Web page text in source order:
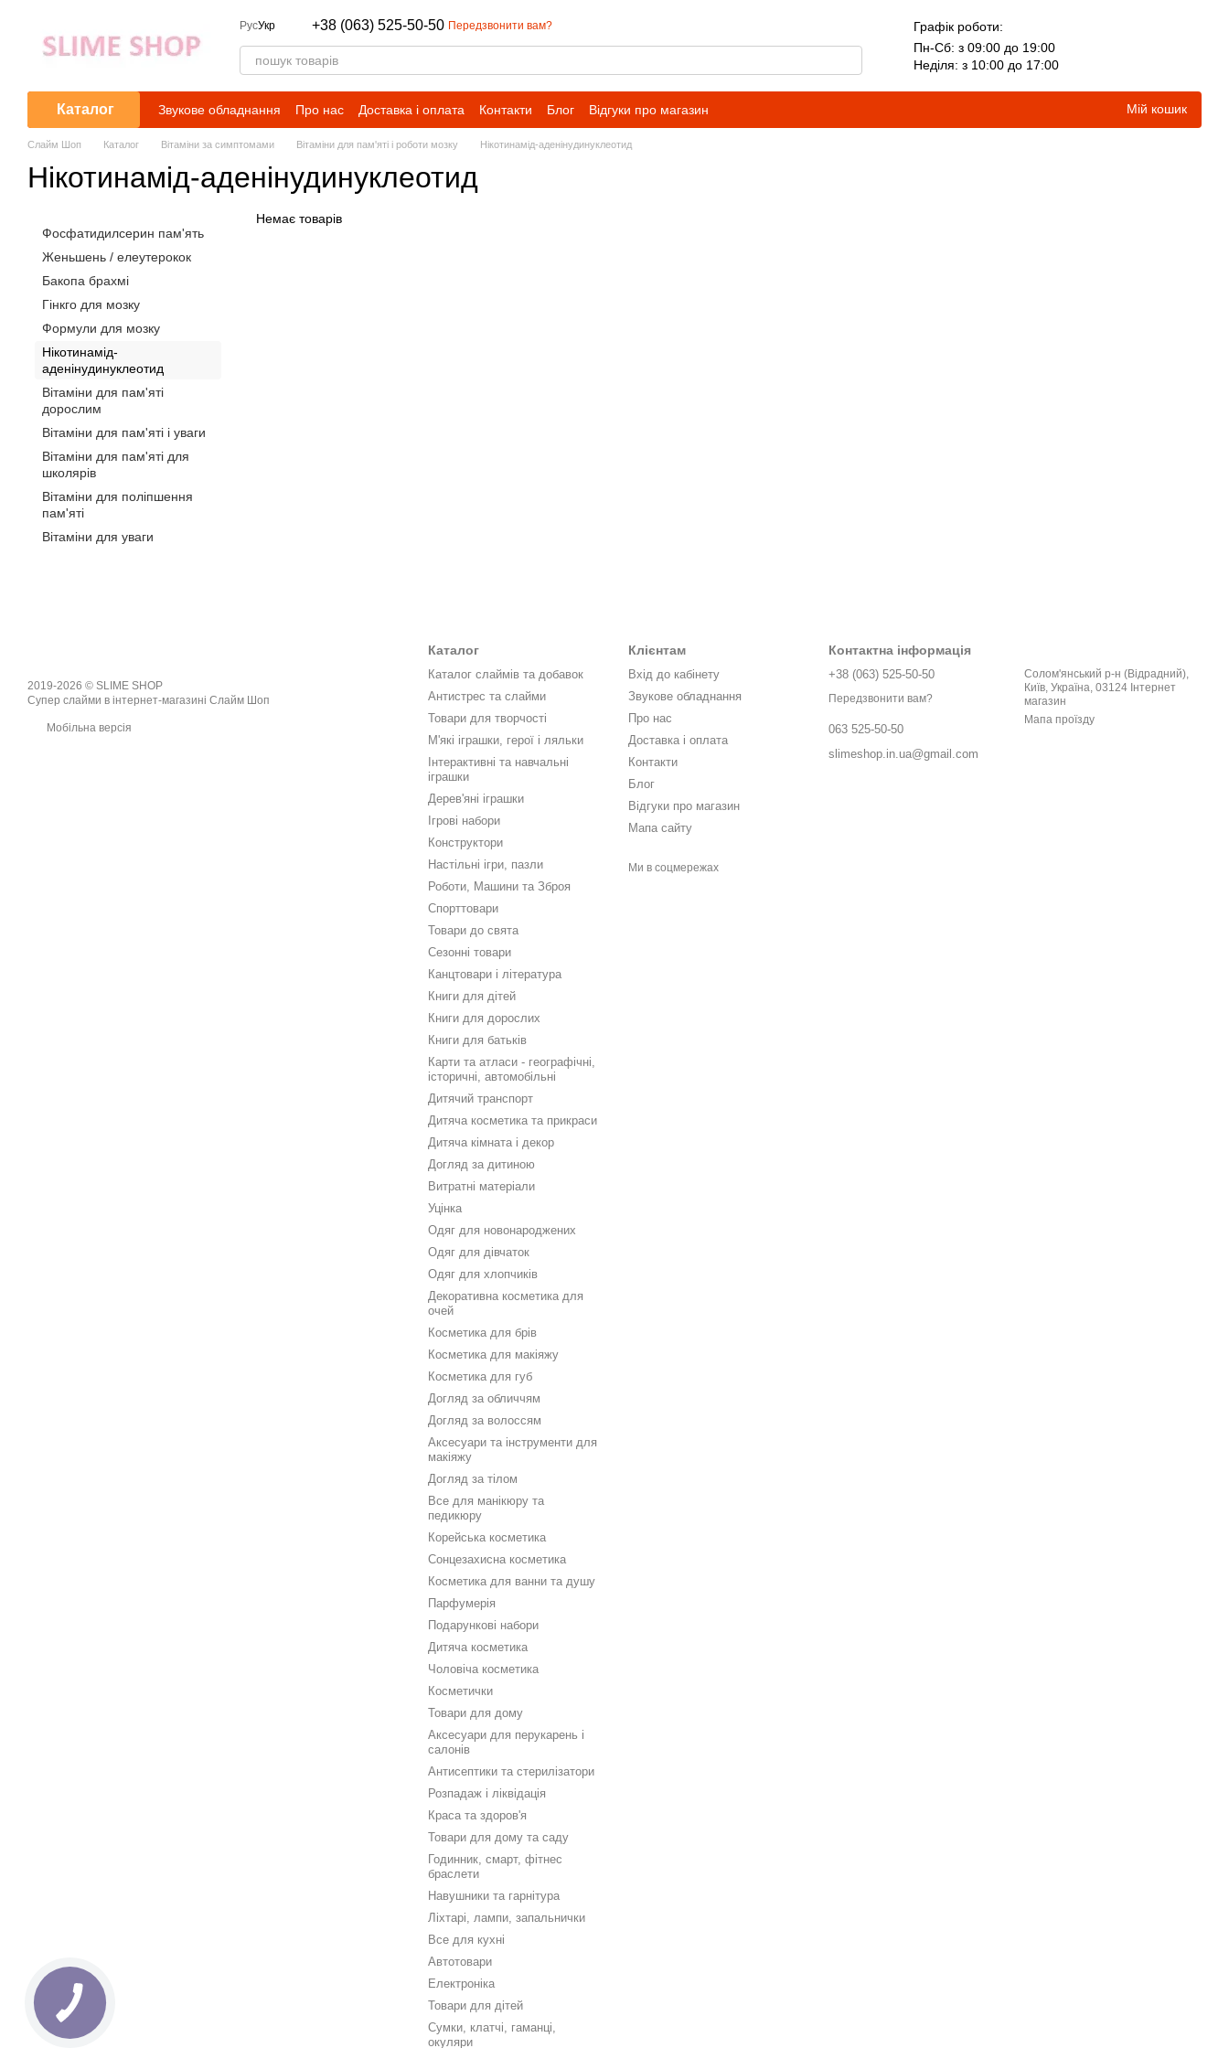
РусУкр +38 (063) 525-50-50 Передзвонити вам?
Графік роботи:
Пн-Сб: з 09:00 до 19:00
Неділя: з 10:00 до 17:00
Каталог Звукове обладнання Про нас Доставка і оплата Контакти Блог Відгуки про магазин Мій кошик
Слайм Шоп Каталог Вітаміни за симптомами Вітаміни для пам'яті і роботи мозку Нікотинамід-аденінудинуклеотид
Нікотинамід-аденінудинуклеотид
Немає товарів
Фосфатидилсерин пам'ять
Женьшень / елеутерокок
Бакопа брахмі
Гінкго для мозку
Формули для мозку
Нікотинамід-
аденінудинуклеотид
Вітаміни для пам'яті
дорослим
Вітаміни для пам'яті і уваги
Вітаміни для пам'яті для
школярів
Вітаміни для поліпшення
пам'яті
Вітаміни для уваги
2019-2026 © SLIME SHOP
Супер слайми в інтернет-магазині Слайм Шоп
Мобільна версія
Каталог
Каталог слаймів та добавок
Антистрес та слайми
Товари для творчості
М'які іграшки, герої і ляльки
Інтерактивні та навчальні
іграшки
Дерев'яні іграшки
Ігрові набори
Конструктори
Настільні ігри, пазли
Роботи, Машини та Зброя
Спорттовари
Товари до свята
Сезонні товари
Канцтовари і література
Книги для дітей
Книги для дорослих
Книги для батьків
Карти та атласи - географічні,
історичні, автомобільні
Дитячий транспорт
Дитяча косметика та прикраси
Дитяча кімната і декор
Догляд за дитиною
Витратні матеріали
Уцінка
Одяг для новонароджених
Одяг для дівчаток
Одяг для хлопчиків
Декоративна косметика для
очей
Косметика для брів
Косметика для макіяжу
Косметика для губ
Догляд за обличчям
Догляд за волоссям
Аксесуари та інструменти для
макіяжу
Догляд за тілом
Все для манікюру та
педикюру
Корейська косметика
Сонцезахисна косметика
Косметика для ванни та душу
Парфумерія
Подарункові набори
Дитяча косметика
Чоловіча косметика
Косметички
Товари для дому
Аксесуари для перукарень і
салонів
Антисептики та стерилізатори
Розпадаж і ліквідація
Краса та здоров'я
Товари для дому та саду
Годинник, смарт, фітнес
браслети
Навушники та гарнітура
Ліхтарі, лампи, запальнички
Все для кухні
Автотовари
Електроніка
Товари для дітей
Сумки, клатчі, гаманці,
окуляри
Клієнтам
Вхід до кабінету
Звукове обладнання
Про нас
Доставка і оплата
Контакти
Блог
Відгуки про магазин
Мапа сайту
Ми в соцмережах
Контактна інформація
+38 (063) 525-50-50
Передзвонити вам?
063 525-50-50
slimeshop.in.ua@gmail.com
Солом'янський р-н (Відрадний),
Київ, Україна, 03124 Інтернет
магазин
Мапа проїзду